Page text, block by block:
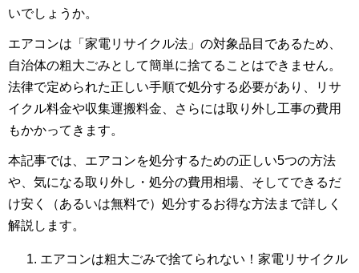
いでしょうか。
エアコンは「家電リサイクル法」の対象品目であるため、
自治体の粗大ごみとして簡単に捨てることはできません。
法律で定められた正しい手順で処分する必要があり、リサ
イクル料金や収集運搬料金、さらには取り外し工事の費用
もかかってきます。
本記事では、エアコンを処分するための正しい5つの方法
や、気になる取り外し・処分の費用相場、そしてできるだ
け安く（あるいは無料で）処分するお得な方法まで詳しく
解説します。
エアコンは粗大ごみで捨てられない！家電リサイクル